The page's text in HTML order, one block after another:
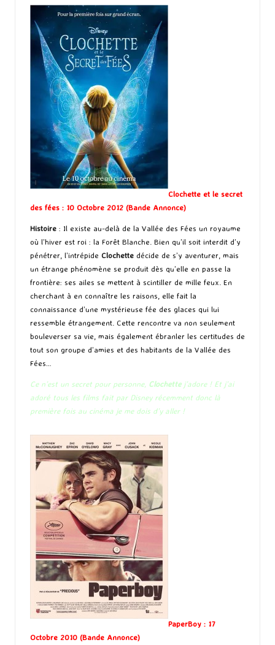
Clochette et le secret
des fées : 10 Octobre 2012 (Bande Annonce)
Histoire : Il existe au-delà de la Vallée des Fées un royaume
où l’hiver est roi : la Forêt Blanche. Bien qu’il soit interdit d’y
pénétrer, l’intrépide Clochette décide de s’y aventurer, mais
un étrange phénomène se produit dès qu’elle en passe la
frontière: ses ailes se mettent à scintiller de mille feux. En
cherchant à en connaître les raisons, elle fait la
connaissance d’une mystérieuse fée des glaces qui lui
ressemble étrangement. Cette rencontre va non seulement
bouleverser sa vie, mais également ébranler les certitudes de
tout son groupe d’amies et des habitants de la Vallée des
Fées…
Ce n’est un secret pour personne, Clochettej’adore ! Et j’ai
adoré tous les films fait par Disney récemment donc là
première fois au cinéma je me dois d’y aller !
PaperBoy : 17
Octobre 2010 (Bande Annonce)